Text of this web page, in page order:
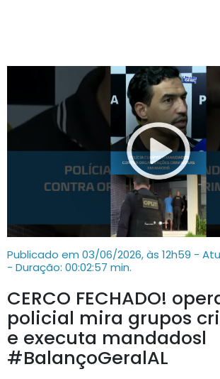
Publicado em 03/06/2026, às 12h59 -
- Duração: 00:02:57 min.
CERCO FECHADO!
policial mira grupos
e executa mandadosl
#BalançoGeralAL